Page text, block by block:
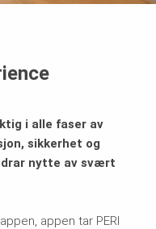
i alle faser av
sikkerhet og
nytte av svært
appen tar PERI